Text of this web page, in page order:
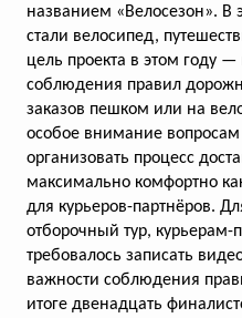
названием «Велосезон».
стали велосипед,
цель проекта в этом году —
соблюдения правил
заказов пешком или на
особое внимание вопросам
организовать процесс
максимально комфортно
для курьеров-партнёров.
отборочный тур, курьерам-
требовалось записать
важности соблюдения
итоге двенадцать
преодолел
голосов:211